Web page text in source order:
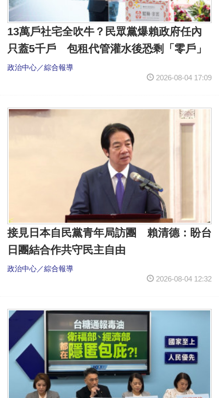
13萬戶社宅全吹牛？民眾黨爆賴政府任內
只蓋5千戶 包租代管灌水後恐剩「零戶」
政治中心／綜合報導
2026-08-04 17:09
接見日本自民黨青年局訪團 賴清德：盼台
日團結合作共守民主自由
政治中心／綜合報導
2026-08-04 12:32